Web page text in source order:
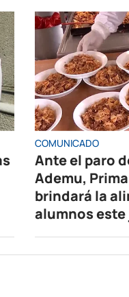
COMUNICADO
Ante el paro
Ademu,
brindará la
alumnos este